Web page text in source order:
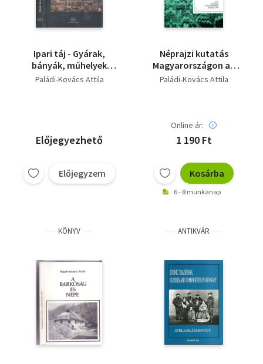
Ipari táj - Gyárak,
bányák, műhelyek
népe a 19-20.
Paládi-Kovács Attila
Előjegyezhető
Előjegyzem
Néprajzi kutatás
Magyarországon az
1970-80-as években
Paládi-Kovács Attila
Online ár:
1 190 Ft
Kosárba
6 - 8 munkanap
KÖNYV ANTIKVÁR